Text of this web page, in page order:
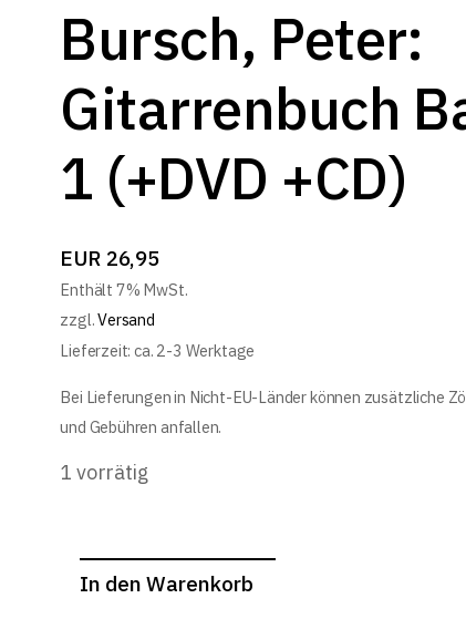
Bursch, Peter:
Gitarrenbuch
1 (+DVD +CD)
EUR 26,95
Enthält 7% MwSt.
zzgl.Versand
Lieferzeit: ca. 2-3 Werktage
Bei Lieferungen in Nicht-EU-Länder können zusätzliche
und Gebühren anfallen.
1 vorrätig
In den Warenkorb